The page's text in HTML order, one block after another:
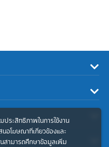
ระสิทธิภาพในการใช้งาน
นอโฆษณาที่เกี่ยวข้องและ
สามารถศึกษาข้อมูลเพิ่ม